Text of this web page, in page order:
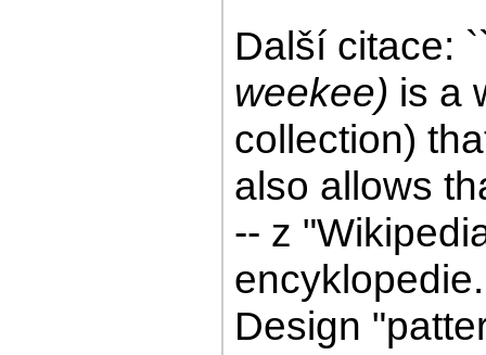
Další citace:
weekee) is a
collection)
also allows
-- z
Design